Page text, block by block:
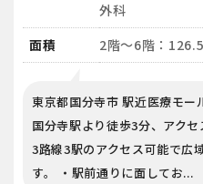
外科
面積
2階～6階：
東京都国分寺市 駅近医療モー
国分寺駅より徒歩3分、アク
3路線3駅のアクセス可能で広
す。 ・駅前通りに面してお...